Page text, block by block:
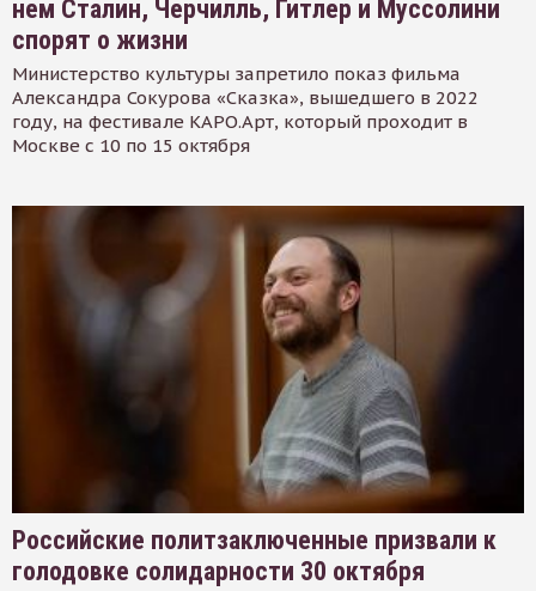
нем Сталин, Черчилль, Гитлер и Муссолини
спорят о жизни
Министерство культуры запретило показ фильма
Александра Сокурова «Сказка», вышедшего в 2022
году, на фестивале КАРО.Арт, который проходит в
Москве с 10 по 15 октября
Российские политзаключенные призвали к
голодовке солидарности 30 октября